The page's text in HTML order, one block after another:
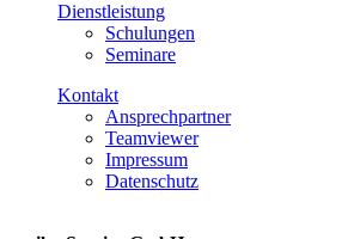
Dienstleistung
Schulungen
Seminare
Kontakt
Ansprechpartner
Teamviewer
Impressum
Datenschutz